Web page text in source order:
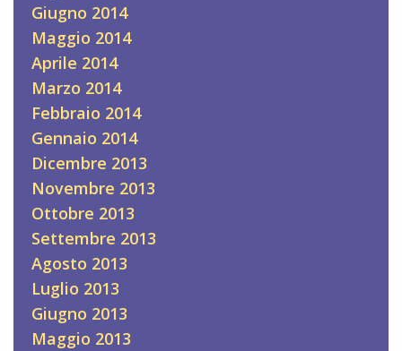
Giugno 2014
Maggio 2014
Aprile 2014
Marzo 2014
Febbraio 2014
Gennaio 2014
Dicembre 2013
Novembre 2013
Ottobre 2013
Settembre 2013
Agosto 2013
Luglio 2013
Giugno 2013
Maggio 2013